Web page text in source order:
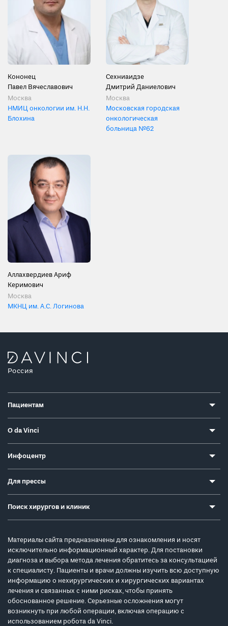
Кононец
Павел Вячеславович
Москва
НМИЦ онкологии им. Н.Н.
Блохина
Сехниаидзе
Дмитрий Даниелович
Москва
Московская городская
онкологическая
больница №62
Аллахвердиев Ариф
Керимович
Москва
МКНЦ им. А.С. Логинова
Россия
Пациентам
О da Vinci
Инфоцентр
Для прессы
Поиск хирургов и клиник
Материалы сайта предназначены для ознакомления и носят
исключительно информационный характер. Для постановки
диагноза и выбора метода лечения обратитесь за консультацией
к специалисту. Пациенты и врачи должны изучить всю доступную
информацию о нехирургических и хирургических вариантах
лечения и связанных с ними рисках, чтобы принять
обоснованное решение. Серьезные осложнения могут
возникнуть при любой операции, включая операцию с
использованием робота da Vinci.